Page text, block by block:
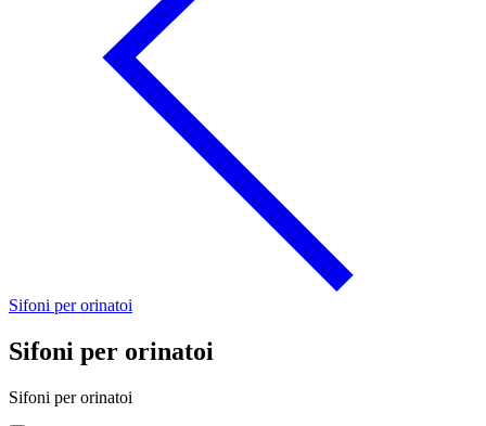
Sifoni per orinatoi
Sifoni per orinatoi
Sifoni per orinatoi